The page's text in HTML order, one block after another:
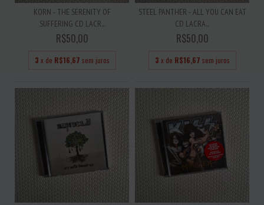
KORN - THE SERENITY OF
SUFFERING CD LACR...
R$50,00
3 x de R$16,67 sem juros
STEEL PANTHER - ALL YOU CAN EAT
CD LACRA...
R$50,00
3 x de R$16,67 sem juros